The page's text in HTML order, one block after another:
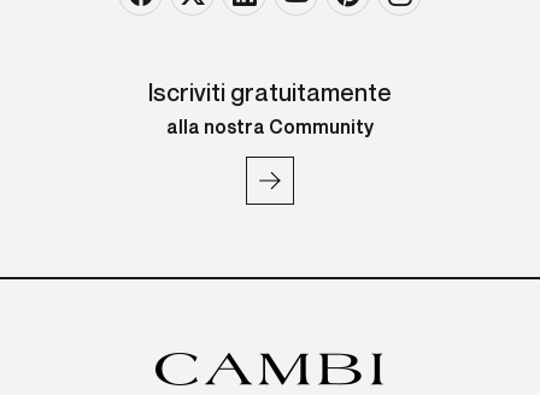
Iscriviti gratuitamente
alla nostra Community